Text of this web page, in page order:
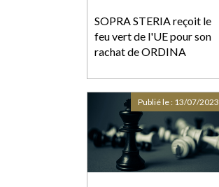
SOPRA STERIA reçoit le
feu vert de l'UE pour son
rachat de ORDINA
Publié le : 13/07/2023